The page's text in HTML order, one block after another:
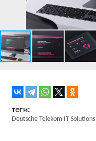
Deutsche Telekom IT Solutions